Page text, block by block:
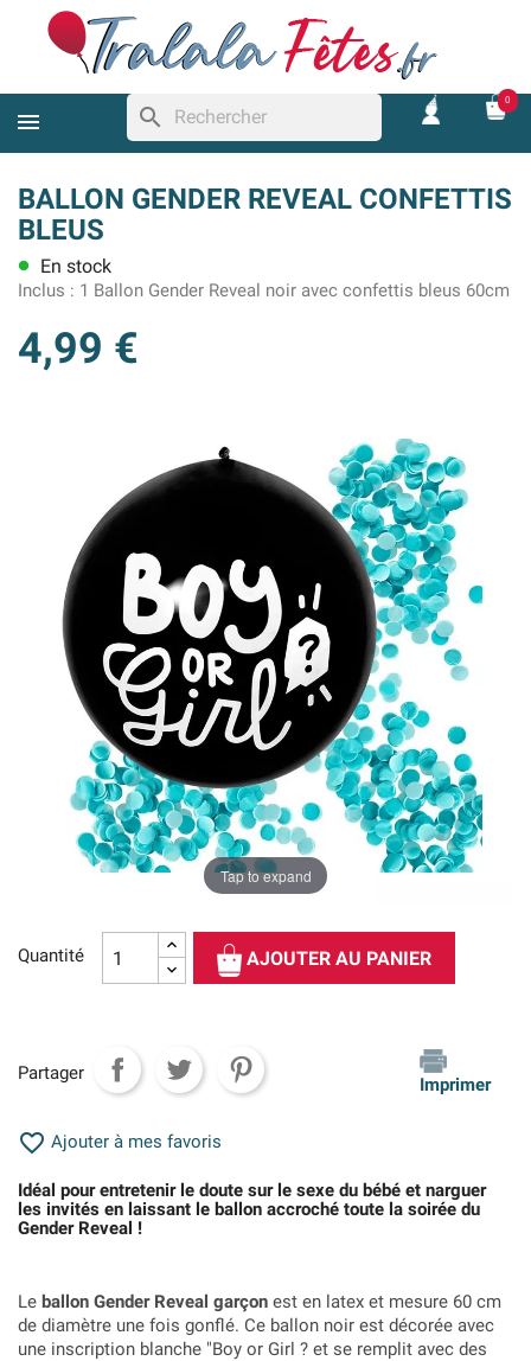
search
0
BALLON GENDER REVEAL CONFETTIS
BLEUS
lens En stock
Inclus : 1 Ballon Gender Reveal noir avec confettis bleus 60cm
4,99 €
Tap to expand
Quantité AJOUTER AU PANIER
Partager
Imprimer
 Ajouter à mes favoris
Idéal pour entretenir le doute sur le sexe du bébé et narguer
les invités en laissant le ballon accroché toute la soirée du
Gender Reveal !
Le ballon Gender Reveal garçon est en latex et mesure 60 cm
de diamètre une fois gonflé. Ce ballon noir est décorée avec
une inscription blanche "Boy or Girl ? et se remplit avec des